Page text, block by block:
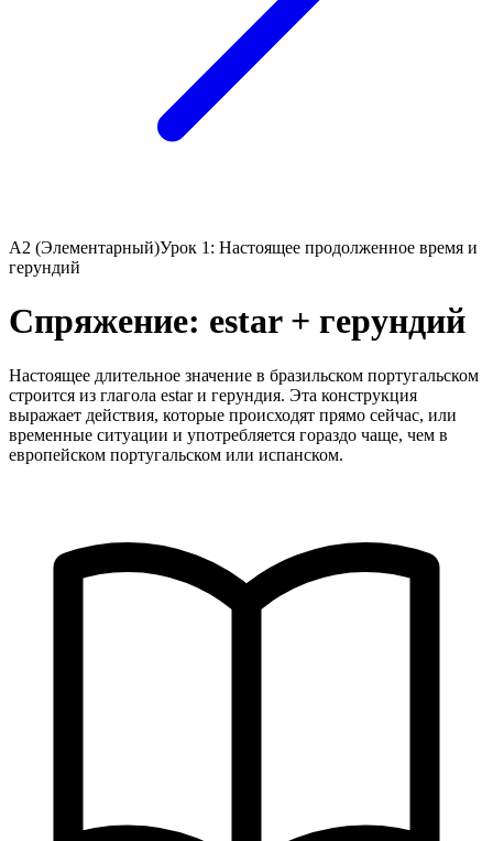
A2 (Элементарный)Урок 1: Настоящее продолженное время и
герундий
Спряжение: estar + герундий
Настоящее длительное значение в бразильском португальском
строится из глагола estar и герундия. Эта конструкция
выражает действия, которые происходят прямо сейчас, или
временные ситуации и употребляется гораздо чаще, чем в
европейском португальском или испанском.